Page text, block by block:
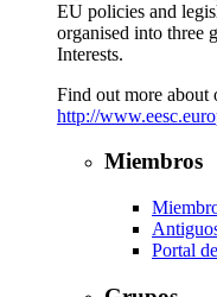
EU policies and
organised into three
Interests.
Find out more about
http://
Miembros
Portal